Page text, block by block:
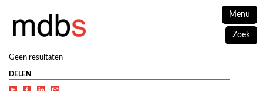
Menu
Zoek
Geen resultaten
DELEN